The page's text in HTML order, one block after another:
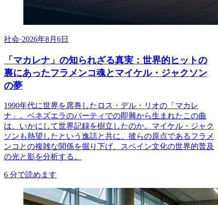
社会·2026年8月6日
「マカレナ」の知られざる真実：世界的ヒットの
裏にあったフラメンコ魂とマイケル・ジャクソン
の夢
1990年代に世界を席巻したロス・デル・リオの「マカレ
ナ」。ベネズエラのパーティでの即興から生まれたこの曲
は、いかにして世界記録を樹立したのか。マイケル・ジャク
ソンも熱望したという逸話と共に、彼らの原点であるフラメ
ンコとの複雑な関係を掘り下げ、スペイン文化の世界的普及
の光と影を分析する。
6 分で読めます